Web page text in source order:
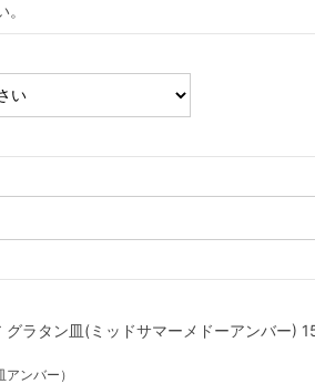
グラタン皿(ミッドサマーメドーアンバー)
アンバー）